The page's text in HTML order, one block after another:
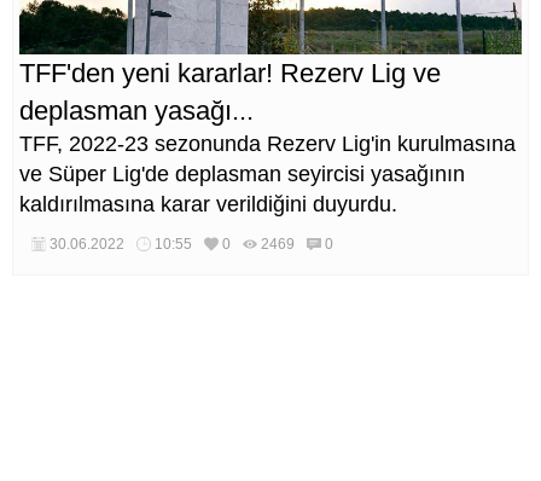
TFF'den yeni kararlar! Rezerv Lig ve
deplasman yasağı...
TFF, 2022-23 sezonunda Rezerv Lig'in kurulmasına
ve Süper Lig'de deplasman seyircisi yasağının
kaldırılmasına karar verildiğini duyurdu.
30.06.2022 10:55 0 2469 0